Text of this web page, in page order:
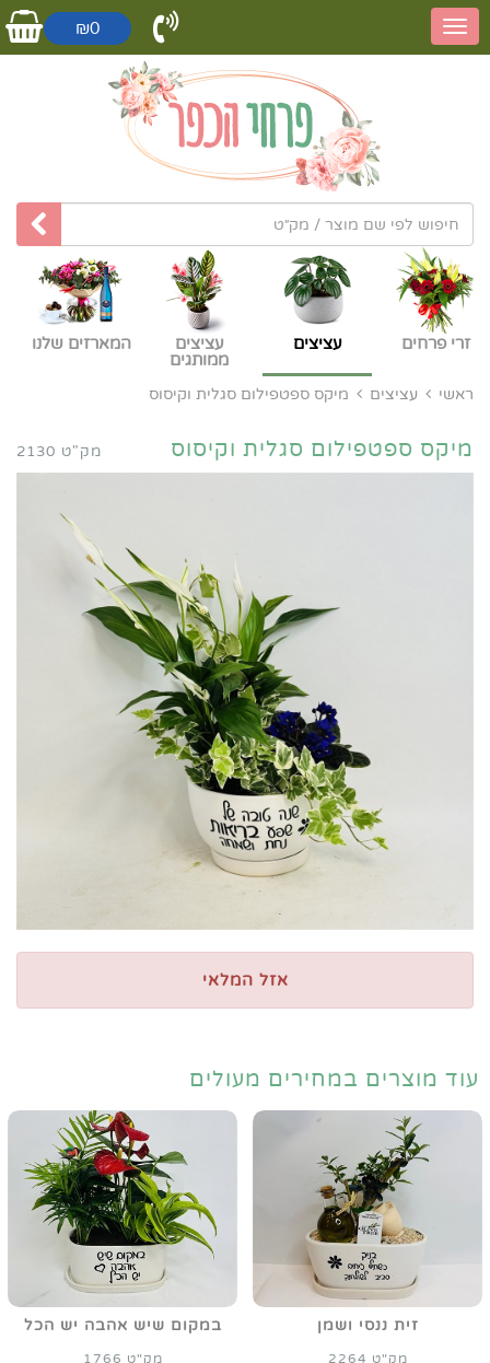
₪0
זרי פרחים עציצים
עציצים
ממותגים
המארזים שלנו
ראשי עציצים מיקס ספטפילום סגלית וקיסוס
מיקס ספטפילום סגלית וקיסוס מק"ט 2130
אזל המלאי
עוד מוצרים במחירים מעולים
זית ננסי ושמן
מק"ט 2264
במקום שיש אהבה יש הכל
מק"ט 1766